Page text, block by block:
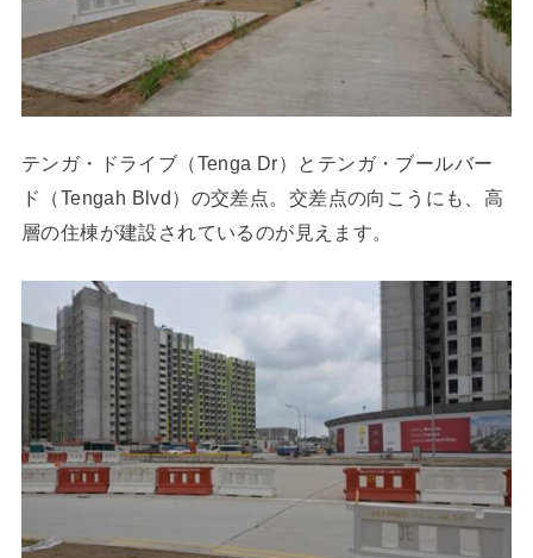
テンガ・ドライブ（Tenga Dr）とテンガ・ブールバー
ド（Tengah Blvd）の交差点。交差点の向こうにも、高
層の住棟が建設されているのが見えます。